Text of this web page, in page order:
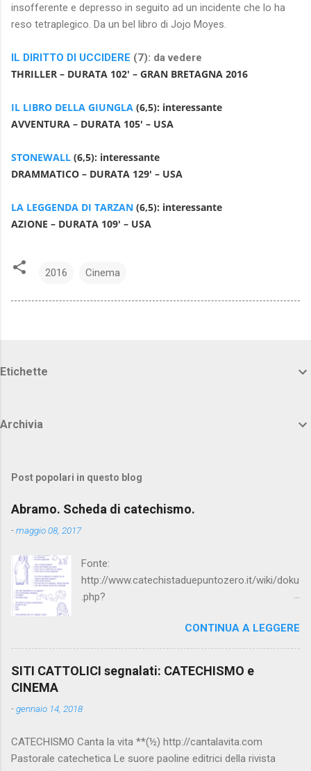
insofferente e depresso in seguito ad un incidente che lo ha
reso tetraplegico. Da un bel libro di Jojo Moyes.
IL DIRITTO DI UCCIDERE (7): da vedere
THRILLER – DURATA 102′ – GRAN BRETAGNA 2016
IL LIBRO DELLA GIUNGLA (6,5): interessante
AVVENTURA – DURATA 105′ – USA
STONEWALL (6,5): interessante
DRAMMATICO – DURATA 129′ – USA
LA LEGGENDA DI TARZAN (6,5): interessante
AZIONE – DURATA 109′ – USA
2016 Cinema
Etichette
Archivia
Post popolari in questo blog
Abramo. Scheda di catechismo.
-maggio 08, 2017
Fonte:
http://www.catechistaduepuntozero.it/wiki/doku
.php?
CONTINUA A LEGGERE
SITI CATTOLICI segnalati: CATECHISMO e
CINEMA
-gennaio 14, 2018
CATECHISMO Canta la vita **(½) http://cantalavita.com
Pastorale catechetica Le suore paoline editrici della rivista